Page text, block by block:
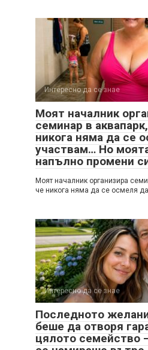
Интересно да се знае
Моят началник
семинар в
никога няма да се
участвам… Но
напълно промени
Моят началник организира
че никога няма да се осмеля да
Интересно да се знае
Последното
беше да отворя
цялото семейство